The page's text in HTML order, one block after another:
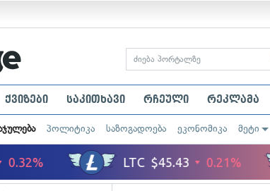
ქვიზები საკითხავი რჩეული რეკლამა
პოლიტიკა საზოგადოება ეკონომიკა მეტი